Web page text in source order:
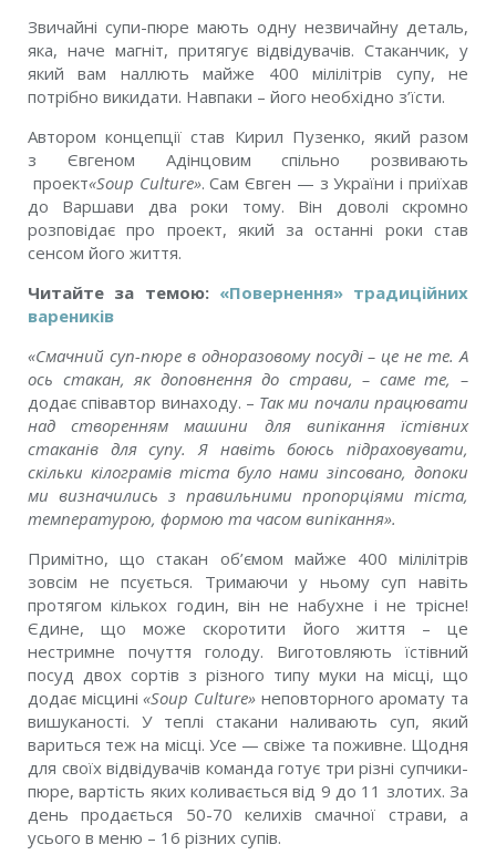
Звичайні супи-пюре мають одну незвичайну деталь,
яка, наче магніт, притягує відвідувачів. Стаканчик, у
який вам наллють майже 400 мілілітрів супу, не
потрібно викидати. Навпаки – його необхідно з’їсти.
Автором концепції став Кирил Пузенко, який разом
з Євгеном Адінцовим спільно розвивають
проект«Soup Culture». Сам Євген — з України і приїхав
до Варшави два роки тому. Він доволі скромно
розповідає про проект, який за останні роки став
сенсом його життя.
Читайте за темою: «Повернення» традиційних
вареників
«Смачний суп-пюре в одноразовому посуді – це не те. А
ось стакан, як доповнення до страви, – саме те, –
додає співавтор винаходу. – Так ми почали працювати
над створенням машини для випікання їстівних
стаканів для супу. Я навіть боюсь підраховувати,
скільки кілограмів тіста було нами зіпсовано, допоки
ми визначились з правильними пропорціями тіста,
температурою, формою та часом випікання».
Примітно, що стакан об’ємом майже 400 мілілітрів
зовсім не псується. Тримаючи у ньому суп навіть
протягом кількох годин, він не набухне і не трісне!
Єдине, що може скоротити його життя – це
нестримне почуття голоду. Виготовляють їстівний
посуд двох сортів з різного типу муки на місці, що
додає місцині«Soup Culture» неповторного аромату та
вишуканості. У теплі стакани наливають суп, який
вариться теж на місці. Усе — свіже та поживне. Щодня
для своїх відвідувачів команда готує три різні супчики-
пюре, вартість яких коливається від 9 до 11 злотих. За
день продається 50-70 келихів смачної страви, а
усього в меню – 16 різних супів.